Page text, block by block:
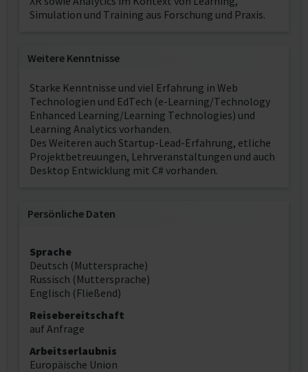
Simulation und Training aus Forschung und Praxis.
Weitere Kenntnisse
Starke Kenntnisse und viel Erfahrung in Web
Technologien und EdTech (e-Learning/Technology
Enhanced Learning/Learning Technologies) und
Learning Analytics vorhanden.
Des Weiteren auch Startup-Lead-Erfahrung, etliche
Projektbetreuungen, Lehrveranstaltungen und auch
Desktop Entwicklung mit C# vorhanden.
Persönliche Daten
Sprache
Deutsch (Muttersprache)
Russisch (Muttersprache)
Englisch (Fließend)
Reisebereitschaft
auf Anfrage
Arbeitserlaubnis
Europäische Union